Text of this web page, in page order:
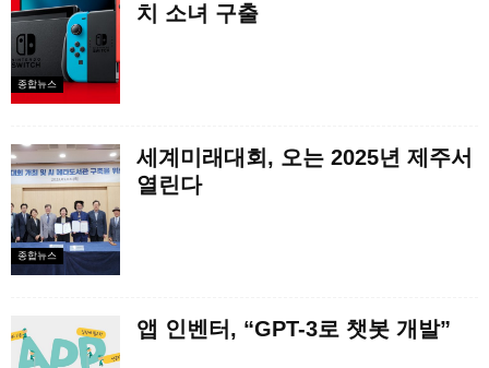
종합뉴스
치 소녀 구출
종합뉴스
세계미래대회, 오는 2025년 제주서
열린다
앱 인벤터, “GPT-3로 챗봇 개발”